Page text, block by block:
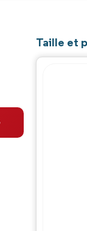
Taille et